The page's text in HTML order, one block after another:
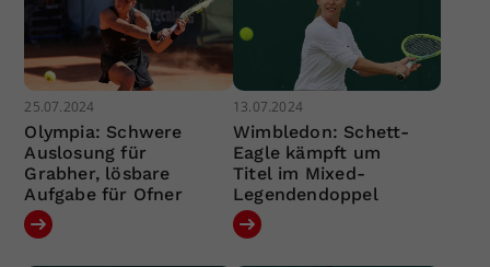
25.07.2024
Olympia: Schwere
Auslosung für
Grabher, lösbare
Aufgabe für Ofner
13.07.2024
Wimbledon: Schett-
Eagle kämpft um
Titel im Mixed-
Legendendoppel